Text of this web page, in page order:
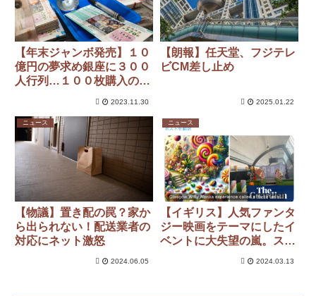
【年末ジャンボ発売】１０
億円の夢求め銀座に３００
人行列…１００枚購入の男
2023.11.30
【朗報】任天堂、フジテレ
ビCM差し止め
2025.01.22
ニュース
【物議】置き配の罠？家か
ら出られない！配送業者の
対応にネット激怒
2024.06.05
ニュース
【イギリス】人気ファンタ
ジー映画をテーマにしたイ
ベントに大失望の嵐。スカ
2024.03.13